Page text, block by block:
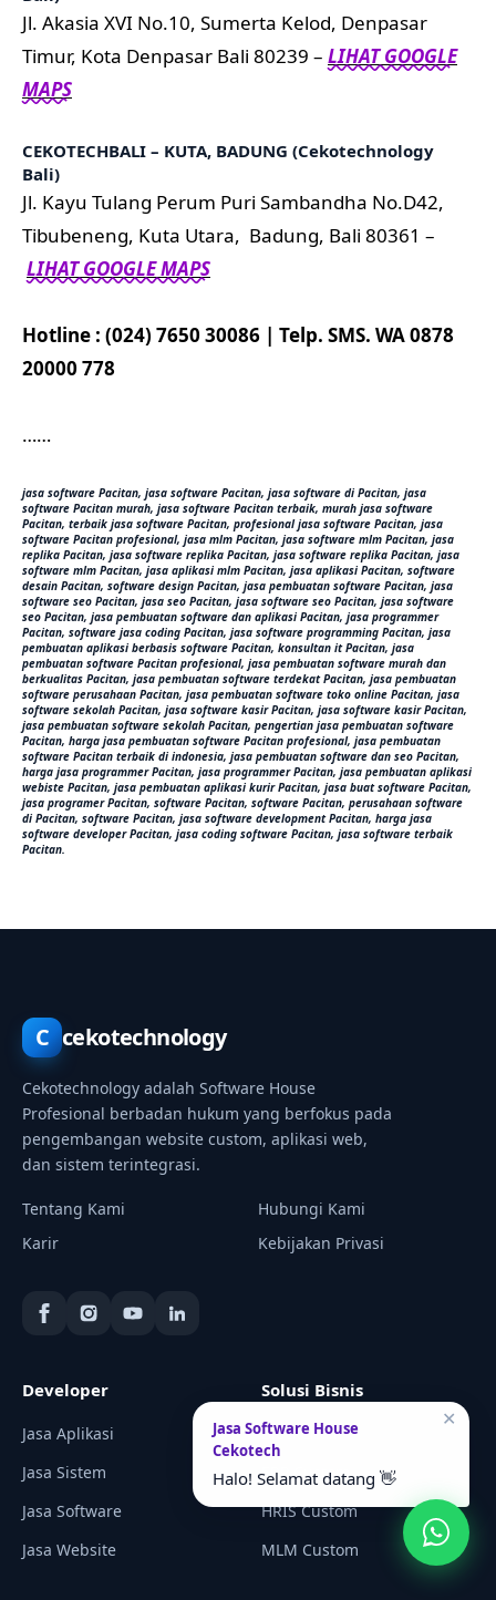
Jl. Akasia XVI No.10, Sumerta Kelod, Denpasar
Timur, Kota Denpasar Bali 80239 – LIHAT GOOGLE
MAPS
CEKOTECHBALI – KUTA, BADUNG (Cekotechnology
Bali)
Jl. Kayu Tulang Perum Puri Sambandha No.D42,
Tibubeneng, Kuta Utara, Badung, Bali 80361 –
LIHAT GOOGLE MAPS
Hotline : (024) 7650 30086 | Telp. SMS. WA 0878
20000 778
……
jasa software Pacitan, jasa software Pacitan, jasa software di Pacitan, jasa
software Pacitan murah, jasa software Pacitan terbaik, murah jasa software
Pacitan, terbaik jasa software Pacitan, profesional jasa software Pacitan, jasa
software Pacitan profesional, jasa mlm Pacitan, jasa software mlm Pacitan, jasa
replika Pacitan, jasa software replika Pacitan, jasa software replika Pacitan, jasa
software mlm Pacitan, jasa aplikasi mlm Pacitan, jasa aplikasi Pacitan, software
desain Pacitan, software design Pacitan, jasa pembuatan software Pacitan, jasa
software seo Pacitan, jasa seo Pacitan, jasa software seo Pacitan, jasa software
seo Pacitan, jasa pembuatan software dan aplikasi Pacitan, jasa programmer
Pacitan, software jasa coding Pacitan, jasa software programming Pacitan, jasa
pembuatan aplikasi berbasis software Pacitan, konsultan it Pacitan, jasa
pembuatan software Pacitan profesional, jasa pembuatan software murah dan
berkualitas Pacitan, jasa pembuatan software terdekat Pacitan, jasa pembuatan
software perusahaan Pacitan, jasa pembuatan software toko online Pacitan, jasa
software sekolah Pacitan, jasa software kasir Pacitan, jasa software kasir Pacitan,
jasa pembuatan software sekolah Pacitan, pengertian jasa pembuatan software
Pacitan, harga jasa pembuatan software Pacitan profesional, jasa pembuatan
software Pacitan terbaik di indonesia, jasa pembuatan software dan seo Pacitan,
harga jasa programmer Pacitan, jasa programmer Pacitan, jasa pembuatan aplikasi
webiste Pacitan, jasa pembuatan aplikasi kurir Pacitan, jasa buat software Pacitan,
jasa programer Pacitan, software Pacitan, software Pacitan, perusahaan software
di Pacitan, software Pacitan, jasa software development Pacitan, harga jasa
software developer Pacitan, jasa coding software Pacitan, jasa software terbaik
Pacitan.
✕
Jasa Software House
Cekotech
Halo! Selamat datang 👋
C cekotechnology
Cekotechnology adalah Software House
Profesional berbadan hukum yang berfokus pada
pengembangan website custom, aplikasi web,
dan sistem terintegrasi.
Tentang Kami
Hubungi Kami
Karir
Kebijakan Privasi
Developer
Jasa Aplikasi
Jasa Sistem
Jasa Software
Jasa Website
Solusi Bisnis
BlockChain
ERP Custom
HRIS Custom
MLM Custom